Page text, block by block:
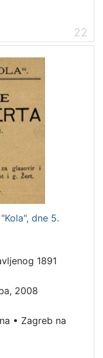
22
dne 5.
1891
2008
• Zagreb na